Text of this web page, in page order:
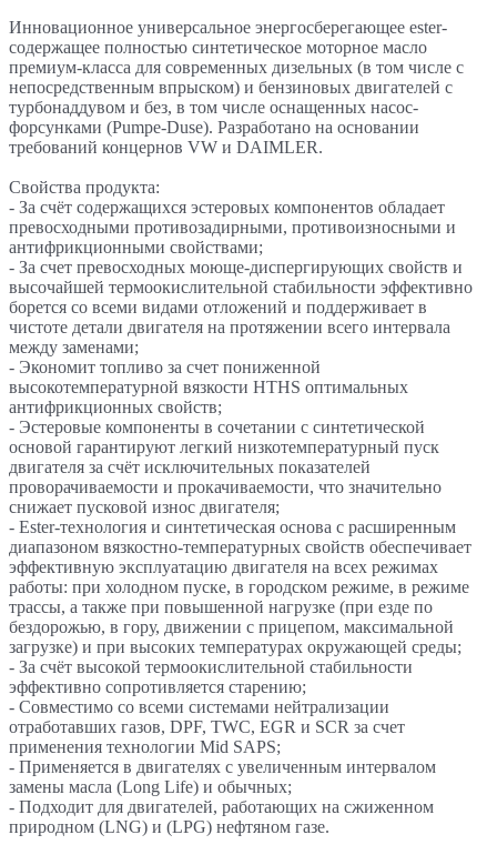
Инновационное универсальное энергосберегающее ester-
содержащее полностью синтетическое моторное масло
премиум-класса для современных дизельных (в том числе с
непосредственным впрыском) и бензиновых двигателей с
турбонаддувом и без, в том числе оснащенных насос-
форсунками (Pumpe-Duse). Разработано на основании
требований концернов VW и DAIMLER.
Свойства продукта:
- За счёт содержащихся эстеровых компонентов обладает
превосходными противозадирными, противоизносными и
антифрикционными свойствами;
- За счет превосходных моюще-диспергирующих свойств и
высочайшей термоокислительной стабильности эффективно
борется со всеми видами отложений и поддерживает в
чистоте детали двигателя на протяжении всего интервала
между заменами;
- Экономит топливо за счет пониженной
выcокотемпературной вязкости HTHS оптимальных
антифрикционных свойств;
- Эстеровые компоненты в сочетании с синтетической
основой гарантируют легкий низкотемпературный пуск
двигателя за счёт исключительных показателей
проворачиваемости и прокачиваемости, что значительно
снижает пусковой износ двигателя;
- Ester-технология и синтетическая основа с расширенным
диапазоном вязкостно-температурных свойств обеспечивает
эффективную эксплуатацию двигателя на всех режимах
работы: при холодном пуске, в городском режиме, в режиме
трассы, а также при повышенной нагрузке (при езде по
бездорожью, в гору, движении с прицепом, максимальной
загрузке) и при высоких температурах окружающей среды;
- За счёт высокой термоокислительной стабильности
эффективно сопротивляется старению;
- Совместимо со всеми системами нейтрализации
отработавших газов, DPF, TWC, EGR и SCR за счет
применения технологии Mid SAPS;
- Применяется в двигателях с увеличенным интервалом
замены масла (Long Life) и обычных;
- Подходит для двигателей, работающих на сжиженном
природном (LNG) и (LPG) нефтяном газе.